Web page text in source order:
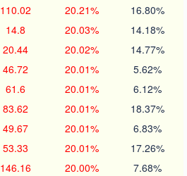
110.02 20.21% 16.80%
14.8 20.03% 14.18%
20.44 20.02% 14.77%
46.72 20.01% 5.62%
61.6 20.01% 6.12%
83.62 20.01% 18.37%
49.67 20.01% 6.83%
53.33 20.01% 17.26%
146.16 20.00% 7.68%